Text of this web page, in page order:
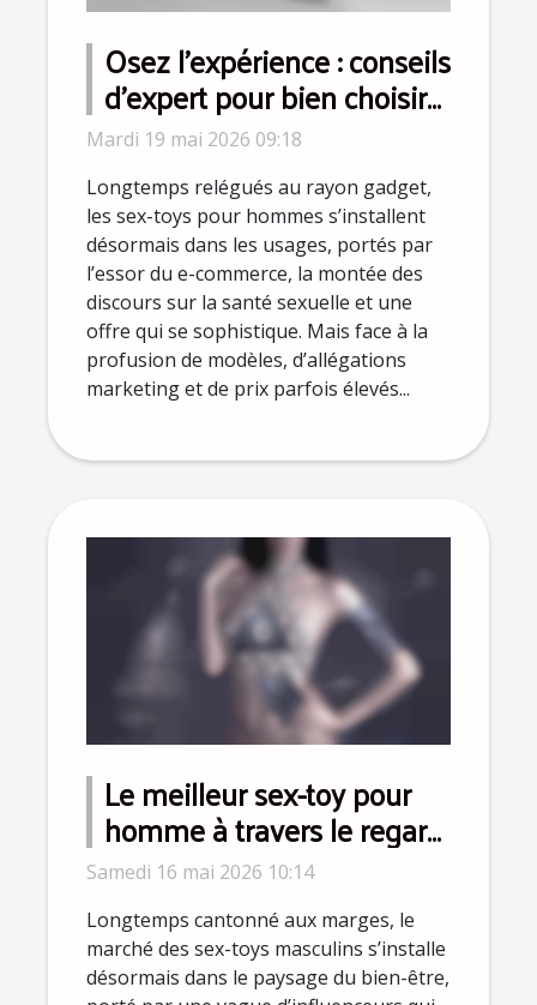
Osez l’expérience : conseils
d’expert pour bien choisir
le meilleur sex-toy pour
homme
Mardi 19 mai 2026 09:18
Longtemps relégués au rayon gadget,
les sex-toys pour hommes s’installent
désormais dans les usages, portés par
l’essor du e-commerce, la montée des
discours sur la santé sexuelle et une
offre qui se sophistique. Mais face à la
profusion de modèles, d’allégations
marketing et de prix parfois élevés...
Le meilleur sex-toy pour
homme à travers le regard
des influenceurs bien-être
Samedi 16 mai 2026 10:14
Longtemps cantonné aux marges, le
marché des sex-toys masculins s’installe
désormais dans le paysage du bien-être,